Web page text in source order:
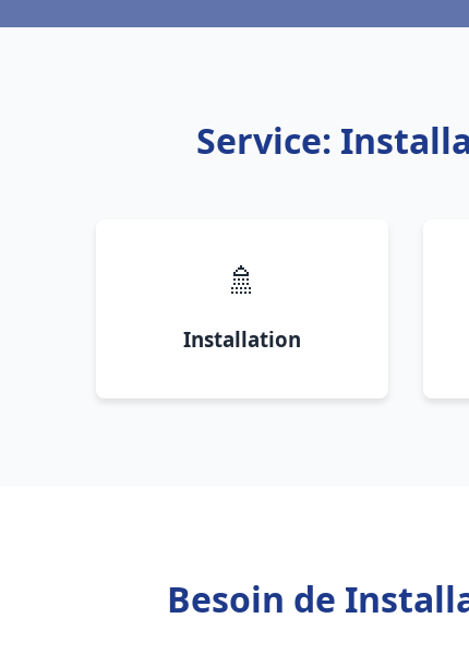
Service:
🚿
Installation
Besoin de